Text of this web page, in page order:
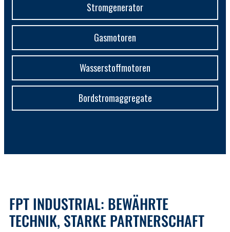
Stromgenerator
Gasmotoren
Wasserstoffmotoren
Bordstromaggregate
FPT INDUSTRIAL: BEWÄHRTE
TECHNIK, STARKE PARTNERSCHAFT